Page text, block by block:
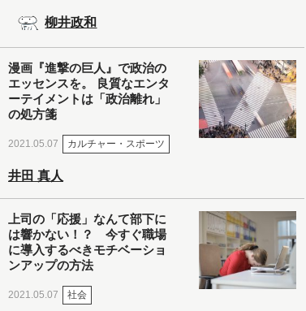
柳井政和
漫画『進撃の巨人』で政治の
エッセンスを。 良質なエンタ
ーテイメントは「政治離れ」
の処方箋
2021.05.07 カルチャー・スポーツ
井田 真人
上司の「応援」なんて部下に
は響かない！？ 今すぐ職場
に導入するべきモチベーショ
ンアップの方法
2021.05.07 社会